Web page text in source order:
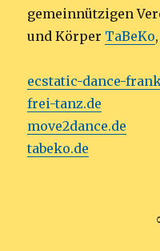
gemeinnützigen
und Körper TaBeKo,
ecstatic-dance-
frei-tanz.de
move2dance.de
tabeko.de